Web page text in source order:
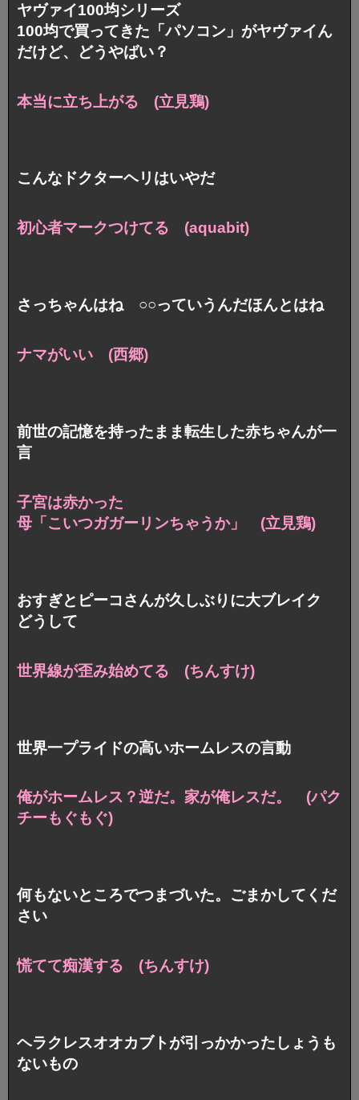
ヤヴァイ100均シリーズ
100均で買ってきた「パソコン」がヤヴァイん
だけど、どうやばい？
本当に立ち上がる (立見鶏)
こんなドクターヘリはいやだ
初心者マークつけてる (aquabit)
さっちゃんはね ○○っていうんだほんとはね
ナマがいい (西郷)
前世の記憶を持ったまま転生した赤ちゃんが一
言
子宮は赤かった
母「こいつガガーリンちゃうか」 (立見鶏)
おすぎとピーコさんが久しぶりに大ブレイク
どうして
世界線が歪み始めてる (ちんすけ)
世界一プライドの高いホームレスの言動
俺がホームレス？逆だ。家が俺レスだ。 (パク
チーもぐもぐ)
何もないところでつまづいた。ごまかしてくだ
さい
慌てて痴漢する (ちんすけ)
ヘラクレスオオカブトが引っかかったしょうも
ないもの